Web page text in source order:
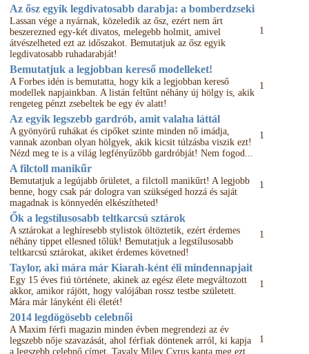
Az ősz egyik legdivatosabb darabja: a bomberdzseki
Lassan vége a nyárnak, közeledik az ősz, ezért nem árt
beszerezned egy-két divatos, melegebb holmit, amivel
átvészelheted ezt az időszakot. Bemutatjuk az ősz egyik
legdivatosabb ruhadarabját!
1
Bemutatjuk a legjobban kereső modelleket!
A Forbes idén is bemutatta, hogy kik a legjobban kereső
modellek napjainkban. A listán feltűnt néhány új hölgy is, akik
rengeteg pénzt zsebeltek be egy év alatt!
1
Az egyik legszebb gardrób, amit valaha láttál
A gyönyörű ruhákat és cipőket szinte minden nő imádja,
vannak azonban olyan hölgyek, akik kicsit túlzásba viszik ezt!
Nézd meg te is a világ legfényűzőbb gardróbját! Nem fogod...
1
A filctoll manikűr
Bemutatjuk a legújabb őrületet, a filctoll manikűrt! A legjobb
benne, hogy csak pár dologra van szükséged hozzá és saját
magadnak is könnyedén elkészítheted!
1
Ők a legstílusosabb teltkarcsú sztárok
A sztárokat a leghíresebb stylistok öltöztetik, ezért érdemes
néhány tippet ellesned tőlük! Bemutatjuk a legstílusosabb
teltkarcsú sztárokat, akiket érdemes követned!
1
Taylor, aki mára már Kiarah-ként éli mindennapjait
Egy 15 éves fiú története, akinek az egész élete megváltozott
akkor, amikor rájött, hogy valójában rossz testbe született.
Mára már lányként éli életét!
1
2014 legdögösebb celebnői
A Maxim férfi magazin minden évben megrendezi az év
legszebb nője szavazását, ahol férfiak döntenek arról, ki kapja
a legszebb celebnő címet. Tavaly Miley Cyrus kapta meg ezt
1